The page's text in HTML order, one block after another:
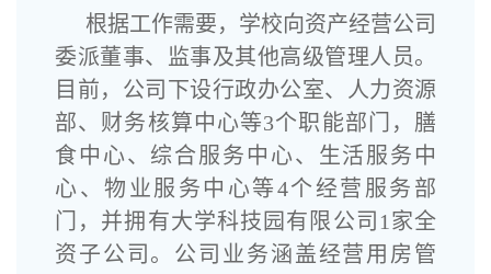
根据工作需要， 学校向资产经营公司
委派董事、监事及其他高级管理人员。
目前，公司下设行政办公室、
人力资源
部、 财务核算中心等3个职能部门，膳
食中心、 综合服务中心、 生活服务中
心、物业服务中心等4个经营服务部
门， 并拥有大学科技园有限公司 1 家全
资子公司。公司业务涵盖经营用房管